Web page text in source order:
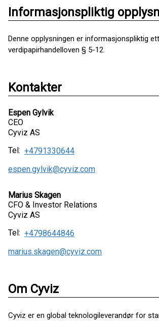
Informasjonspliktig
Denne opplysningen er informasjonspliktig
verdipapirhandelloven § 5-12.
Kontakter
Espen Gylvik
CEO
Cyviz AS
Tel: +4791330644
espen.gylvik@cyviz.com
Marius Skagen
CFO & Investor Relations
Cyviz AS
Tel: +4798644846
marius.skagen@cyviz.com
Om Cyviz
Cyviz er en global teknologileverandør for